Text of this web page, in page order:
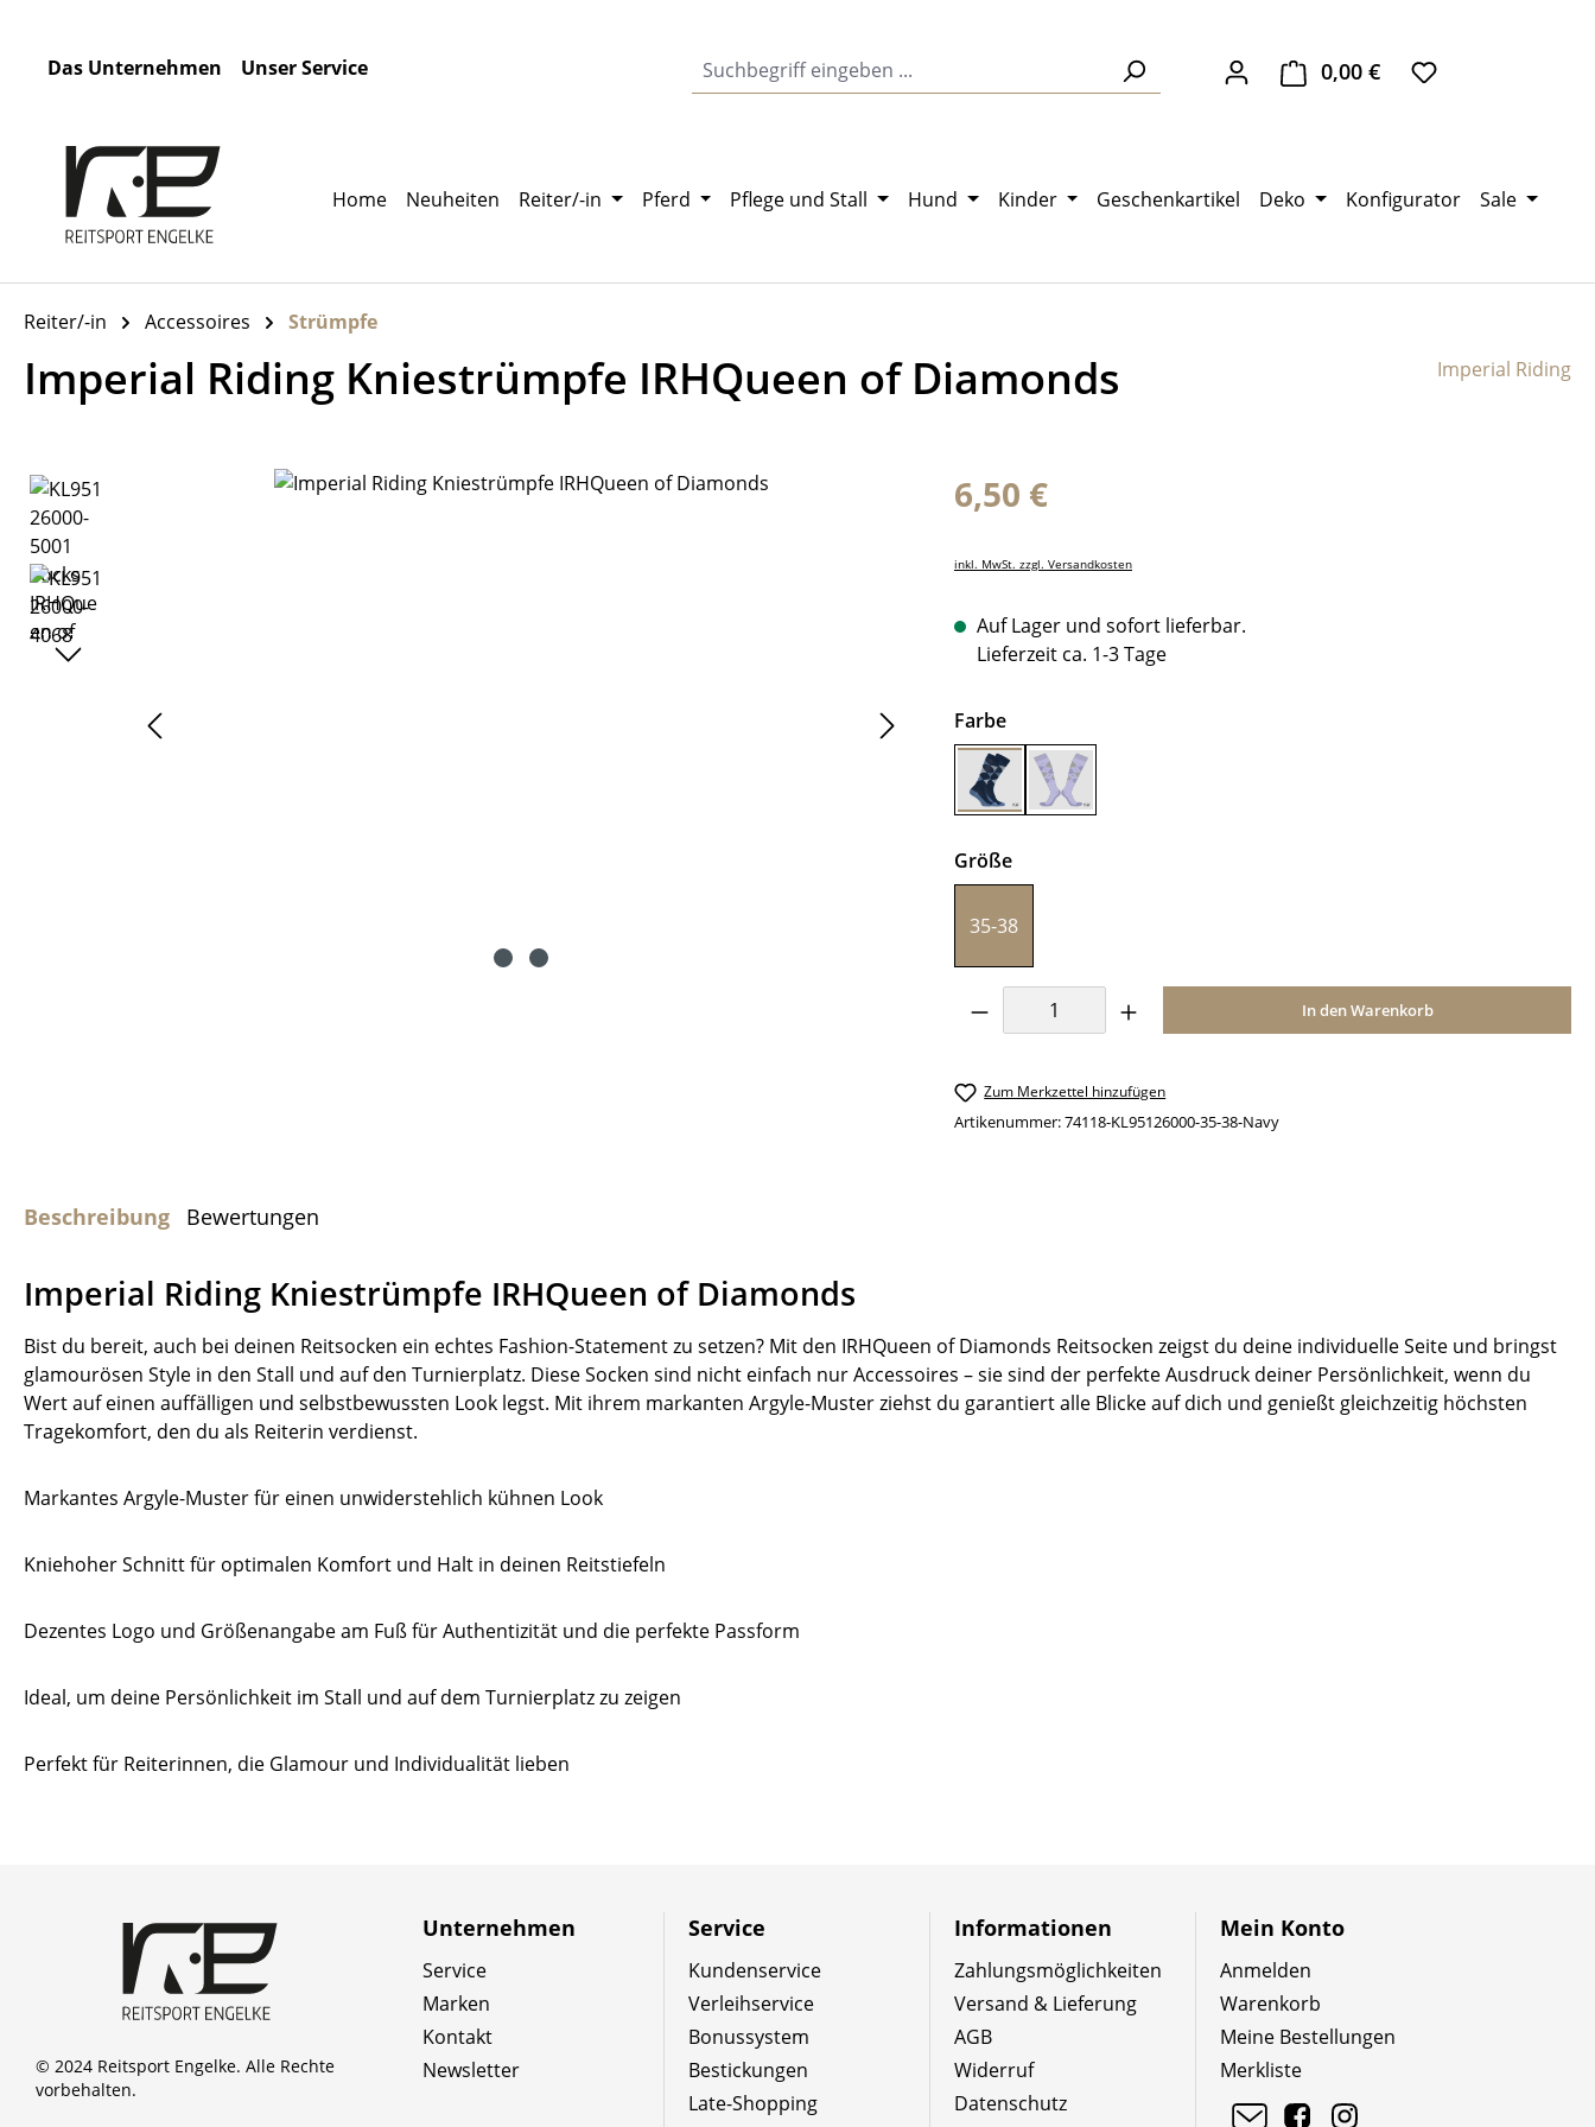
Das Unternehmen
Unser Service 0,00 €Warenkorb enthält 0
Home Neuheiten Reiter/-in Pferd Pflege und Stall Hund Kinder Geschenkartikel Deko Konfigurator Sale
Reiter/-in Accessoires Strümpfe
Imperial Riding Kniestrümpfe IRHQueen of Diamonds Imperial Riding
Bildergalerie überspringen Regulärer Preis:
6,50 €
inkl. MwSt. zzgl. Versandkosten
Auf Lager und sofort lieferbar.
Lieferzeit ca. 1-3 Tage
Farbeauswählen
Navy Wisteria
Größeauswählen
35-38
Produkt Anzahl: Gib den gewünschten Wert
In den Warenkorb
Zum Merkzettel hinzufügen
Artikenummer:74118-KL95126000-35-38-Navy
Beschreibung Bewertungen
Imperial Riding Kniestrümpfe IRHQueen of Diamonds
Bist du bereit, auch bei deinen Reitsocken ein echtes Fashion-Statement zu setzen? Mit den IRHQueen of Diamonds Reitsocken zeigst du deine individuelle Seite und bringst
glamourösen Style in den Stall und auf den Turnierplatz. Diese Socken sind nicht einfach nur Accessoires – sie sind der perfekte Ausdruck deiner Persönlichkeit, wenn du
Wert auf einen auffälligen und selbstbewussten Look legst. Mit ihrem markanten Argyle-Muster ziehst du garantiert alle Blicke auf dich und genießt gleichzeitig höchsten
Tragekomfort, den du als Reiterin verdienst.
Markantes Argyle-Muster für einen unwiderstehlich kühnen Look
Kniehoher Schnitt für optimalen Komfort und Halt in deinen Reitstiefeln
Dezentes Logo und Größenangabe am Fuß für Authentizität und die perfekte Passform
Ideal, um deine Persönlichkeit im Stall und auf dem Turnierplatz zu zeigen
Perfekt für Reiterinnen, die Glamour und Individualität lieben
© 2024 Reitsport Engelke. Alle Rechte
vorbehalten.
Unternehmen
Service
Marken
Kontakt
Newsletter
Service
Kundenservice
Verleihservice
Bonussystem
Bestickungen
Late-Shopping
Informationen
Zahlungsmöglichkeiten
Versand & Lieferung
AGB
Widerruf
Datenschutz
Mein Konto
Anmelden
Warenkorb
Meine Bestellungen
Merkliste